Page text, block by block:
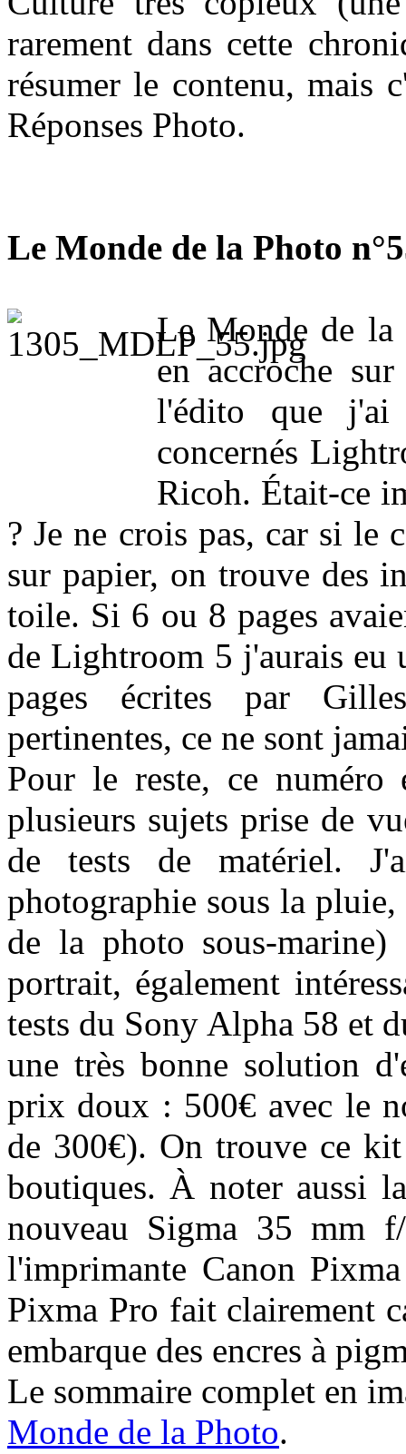
rarement dans cette
résumer le contenu, mais
Réponses Photo.
Le Monde de la Photo
Le Monde de
en accroche
l'édito que j'ai
concernés
Ricoh. Était-ce
? Je ne crois pas, car si le
sur papier, on trouve des
toile. Si 6 ou 8 pages
de Lightroom 5 j'aurais eu
pages écrites par
pertinentes, ce ne sont
Pour le reste, ce numéro
plusieurs sujets prise de
de tests de matériel.
photographie sous la
de la photo sous-
portrait, également
tests du Sony Alpha 58 et
une très bonne solution
prix doux : 500€ avec le
de 300€). On trouve ce
boutiques. À noter aussi
nouveau Sigma 35 mm
l'imprimante Canon
Pixma Pro fait clairement
embarque des encres à
Le sommaire complet en
Monde de la Photo.